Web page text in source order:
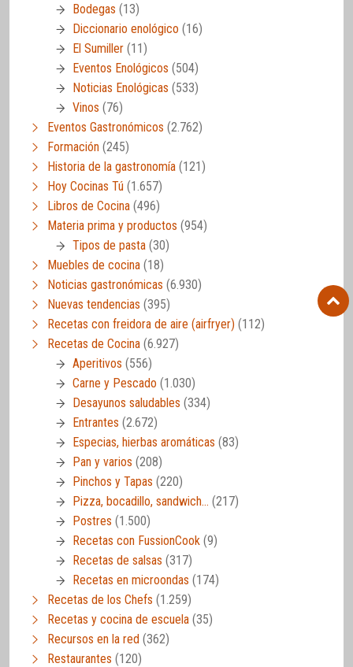
Bodegas (13)
Diccionario enológico (16)
El Sumiller (11)
Eventos Enológicos (504)
Noticias Enológicas (533)
Vinos (76)
Eventos Gastronómicos (2.762)
Formación (245)
Historia de la gastronomía (121)
Hoy Cocinas Tú (1.657)
Libros de Cocina (496)
Materia prima y productos (954)
Tipos de pasta (30)
Muebles de cocina (18)
Noticias gastronómicas (6.930)
Nuevas tendencias (395)
Recetas con freidora de aire (airfryer) (112)
Recetas de Cocina (6.927)
Aperitivos (556)
Carne y Pescado (1.030)
Desayunos saludables (334)
Entrantes (2.672)
Especias, hierbas aromáticas (83)
Pan y varios (208)
Pinchos y Tapas (220)
Pizza, bocadillo, sandwich… (217)
Postres (1.500)
Recetas con FussionCook (9)
Recetas de salsas (317)
Recetas en microondas (174)
Recetas de los Chefs (1.259)
Recetas y cocina de escuela (35)
Recursos en la red (362)
Restaurantes (120)